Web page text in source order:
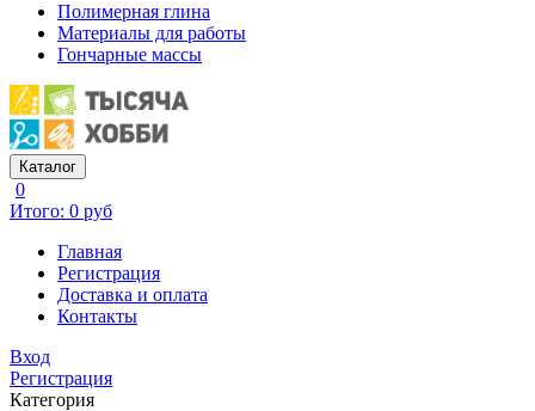
Полимерная глина
Материалы для работы
Гончарные массы
Каталог
0
Итого: 0 руб
Главная
Регистрация
Доставка и оплата
Контакты
Вход
Регистрация
Категория